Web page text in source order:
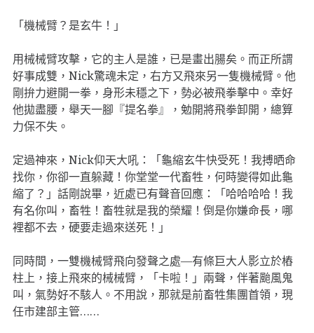
「機械臂？是玄牛！」
用械械臂攻擊，它的主人是誰，已是畫出腸矣。而正所謂
好事成雙，Nick驚魂未定，右方又飛來另一隻機械臂。他
剛拚力避開一拳，身形未穩之下，勢必被飛拳擊中。幸好
他拋盡腰，舉天一腳『提名拳』，勉開將飛拳卸開，總算
力保不失。
定過神來，Nick仰天大吼：「龜縮玄牛快受死！我搏晒命
找你，你卻一直躲藏！你堂堂一代畜牲，何時變得如此龜
縮了？」話剛說畢，近處已有聲音回應：「哈哈哈哈！我
有名你叫，畜牲！畜牲就是我的榮耀！倒是你嫌命長，哪
裡都不去，硬要走過來送死！」
同時間，一雙機械臂飛向發聲之處—有條巨大人影立於樁
柱上，接上飛來的械械臂，「卡啦！」兩聲，伴著颱風鬼
叫，氣勢好不駭人。不用說，那就是前畜牲集團首領，現
任市建部主管……